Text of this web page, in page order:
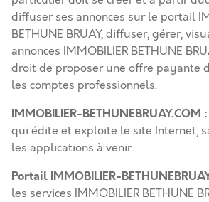
diffuser ses annonces sur le portail
BETHUNE BRUAY, diffuser, gérer,
annonces IMMOBILIER BETHUNE
droit de proposer une offre payante
les comptes professionnels.
IMMOBILIER-BETHUNEBRUAY.COM :
qui édite et exploite le site Internet,
les applications à venir.
Portail IMMOBILIER-
les services IMMOBILIER BETHUNE